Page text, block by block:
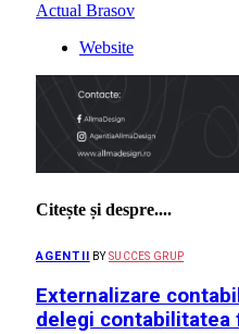
Actual Brasov
Website
Citește și despre....
AGENTII BY SUCCES GRUP
Externalizare
delegi contabilitatea